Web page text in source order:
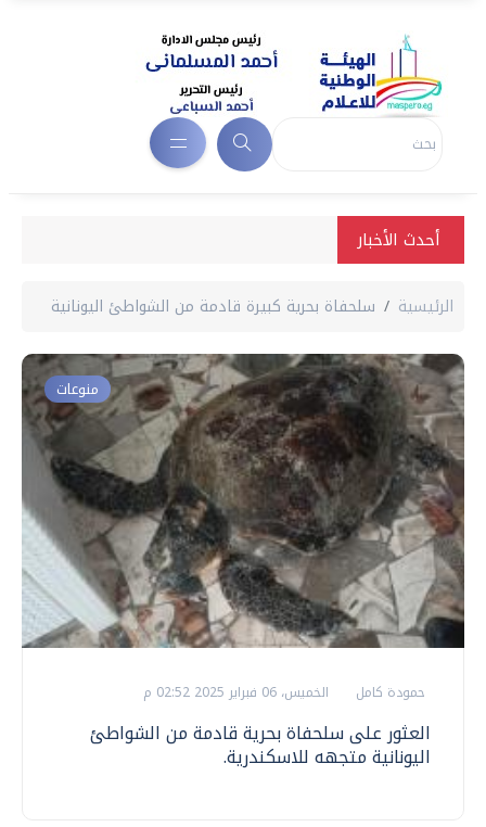
أحدث الأخبار
الرئيسية سلحفاة بحرية كبيرة قادمة من الشواطئ اليونانية
منوعات
حمودة كامل الخميس، 06 فبراير 2025 02:52 م
العثور على سلحفاة بحرية قادمة من الشواطئ
اليونانية متجهه للاسكندرية.